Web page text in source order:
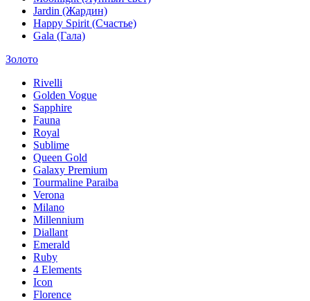
Jardin (Жардин)
Happy Spirit (Счастье)
Gala (Гала)
Золото
Rivelli
Golden Vogue
Sapphire
Fauna
Royal
Sublime
Queen Gold
Galaxy Premium
Tourmaline Paraiba
Verona
Milano
Millennium
Diallant
Emerald
Ruby
4 Elements
Icon
Florence